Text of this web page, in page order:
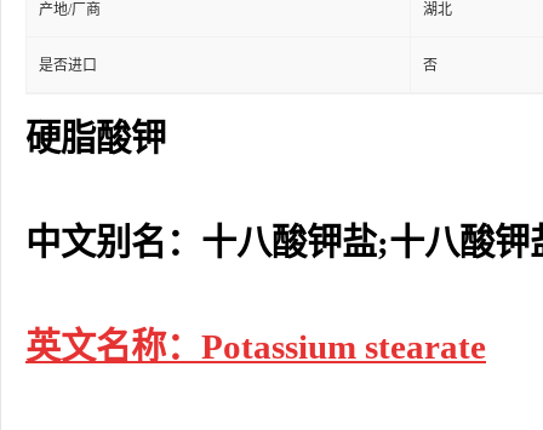
产地/厂商 湖北
是否进口 否
硬脂酸钾
中文别名：十八酸钾盐;十八酸钾
英文名称：Potassium stearate